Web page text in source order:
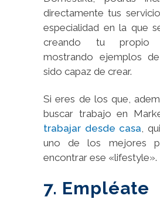
directamente tus
especialidad en la que
creando tu propio
mostrando ejemplos
sido capaz de crear.
Si eres de los que,
buscar trabajo en
trabajar desde casa ,
uno de los mejores
encontrar ese «lifestyle».
7. Empléate